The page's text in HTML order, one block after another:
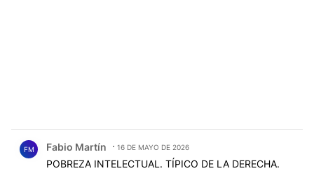
FM Fabio Martín 16 DE MAYO DE 2026
POBREZA INTELECTUAL. TÍPICO DE LA DERECHA.